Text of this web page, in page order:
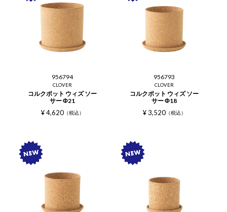
956794
CLOVER
コルクポット ウィズ ソー
サー Φ21
¥ 4,620 税込
956793
CLOVER
コルクポット ウィズ ソー
サー Φ18
¥ 3,520 税込